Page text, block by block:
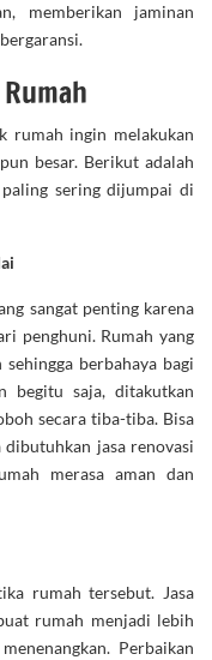
memberikan jaminan
rumah ingin melakukan
besar. Berikut adalah
sering dijumpai di
sangat penting karena
penghuni. Rumah yang
berbahaya bagi
begitu saja, ditakutkan
secara tiba-tiba. Bisa
dibutuhkan jasa renovasi
merasa aman dan
rumah tersebut. Jasa
rumah menjadi lebih
Perbaikan